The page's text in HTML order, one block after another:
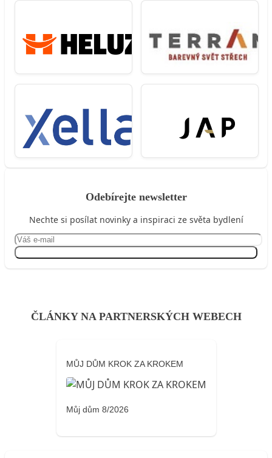
Odebírejte newsletter
Nechte si posílat novinky a inspiraci ze světa bydlení
ČLÁNKY NA PARTNERSKÝCH WEBECH
MŮJ DŮM KROK ZA KROKEM
Můj dům 8/2026